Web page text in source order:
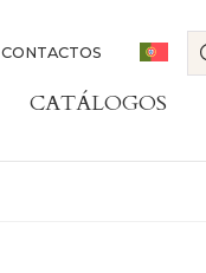
CONTACTOS
CATÁLOGOS